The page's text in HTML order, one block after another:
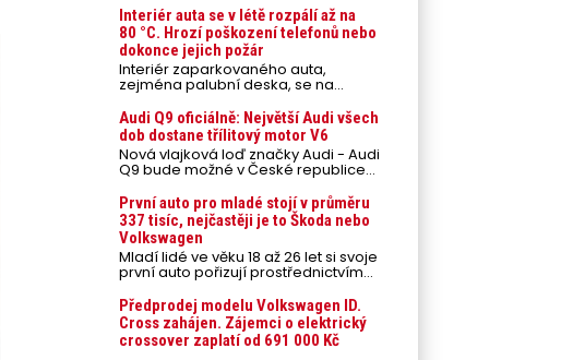
Interiér auta se v létě rozpálí až na
80 °C. Hrozí poškození telefonů nebo
dokonce jejich požár
Interiér zaparkovaného auta,
zejména palubní deska, se na
přímém slunci může během letních
veder rozpálit až na 80 °C. Takové
teploty představují nebezpečí pro
odložené mobilní telefony,
powerbanky nebo notebooky. Můžou
urychlit stárnutí baterií, poškodit
případech i zvýšit riziko požáru.
Audi Q9 oficiálně: Největší Audi všech
dob dostane třílitový motor V6
Nová vlajková loď značky Audi - Audi
Q9 bude možné v České republice
objednávat od prvního srpnového
týdne 2026, kde budou oznámeny
také české ceny.
První auto pro mladé stojí v průměru
337 tisíc, nejčastěji je to Škoda nebo
Volkswagen
Mladí lidé ve věku 18 až 26 let si svoje
první auto pořizují prostřednictvím
úvěrového financování jako ojeté. Je
to tak u 93,3 % lidí, jen 6,7 % si pořídí
nové auto. Průměrná pořizovací
cena vozu dosahuje 337 tisíc korun a
průměrná financovaná částka
Předprodej modelu Volkswagen ID.
Cross zahájen. Zájemci o elektrický
crossover zaplatí od 691 000 Kč